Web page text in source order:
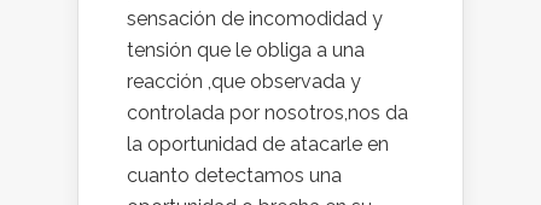
sensación de incomodidad y
tensión que le obliga a una
reacción ,que observada y
controlada por nosotros,nos da
la oportunidad de atacarle en
cuanto detectamos una